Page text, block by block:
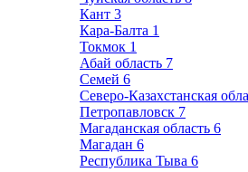
Кант 3
Кара-Балта 1
Токмок 1
Абай область 7
Семей 6
Северо-Казахстанская
Петропавловск 7
Магаданская область 6
Магадан 6
Республика Тыва 6